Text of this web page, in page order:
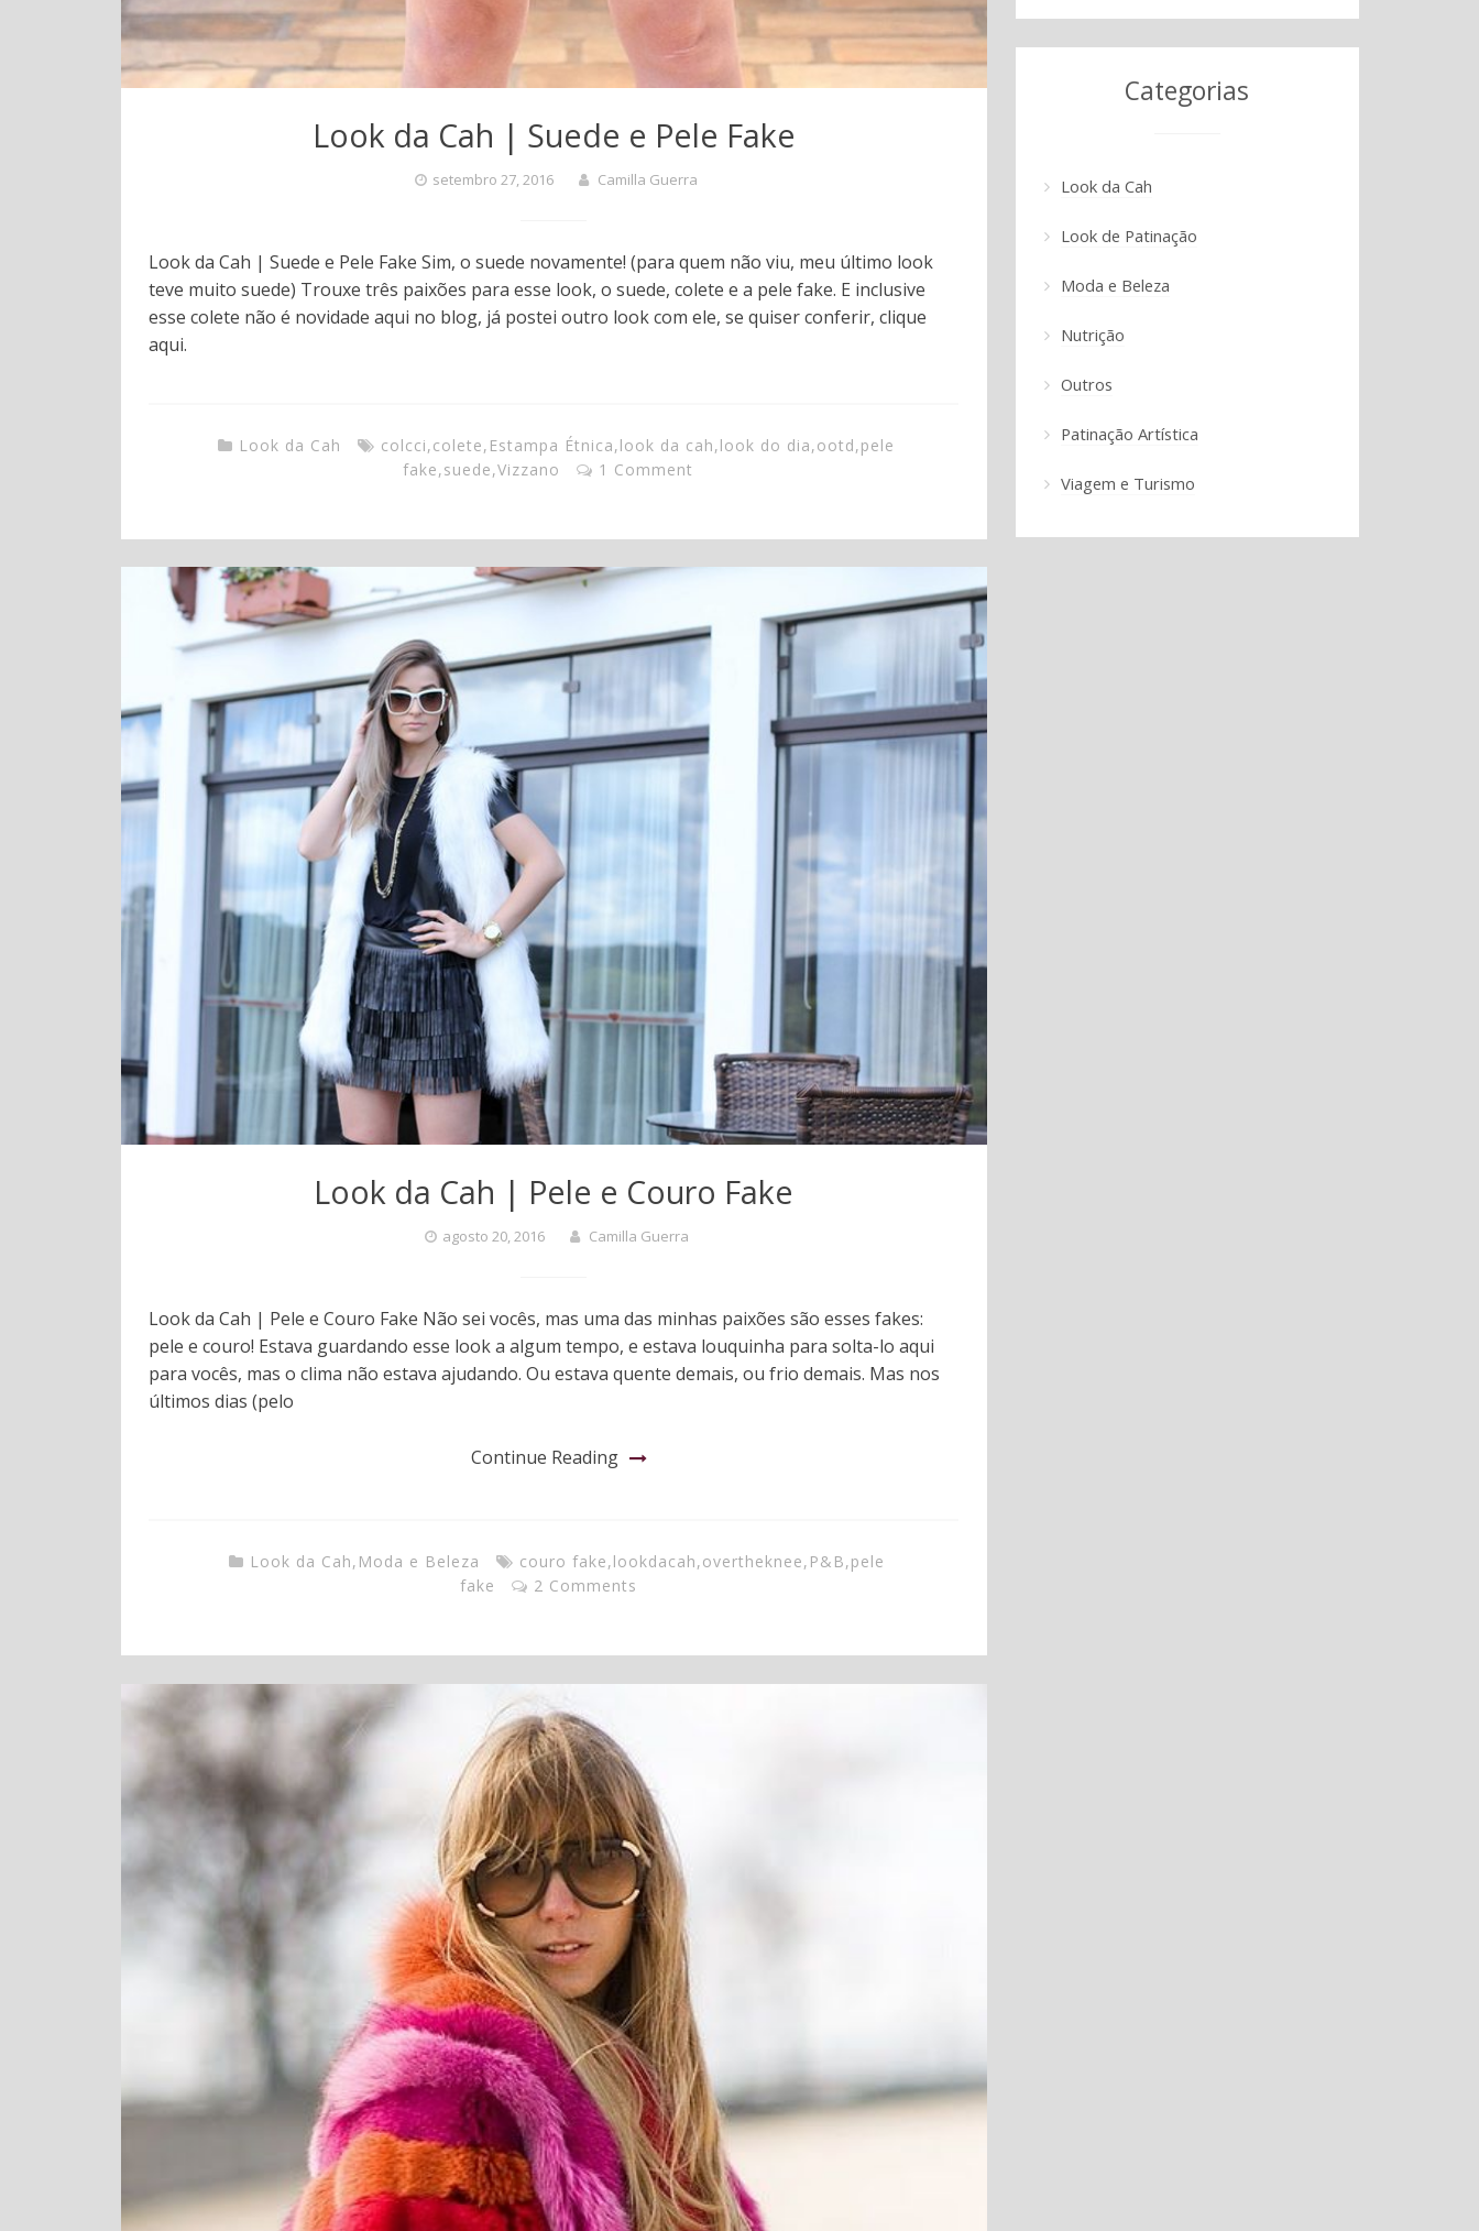
Look da Cah | Suede e Pele Fake
setembro 27, 2016 Camilla Guerra
Look da Cah | Suede e Pele Fake Sim, o suede novamente! (para quem não viu, meu último look
teve muito suede) Trouxe três paixões para esse look, o suede, colete e a pele fake. E inclusive
esse colete não é novidade aqui no blog, já postei outro look com ele, se quiser conferir, clique
aqui.
Look da Cah colcci,colete, Estampa Étnica,look da cah,look do dia,ootd,pele
fake,suede,Vizzano 1 Comment
Look da Cah | Pele e Couro Fake
agosto 20, 2016 Camilla Guerra
Look da Cah | Pele e Couro Fake Não sei vocês, mas uma das minhas paixões são esses fakes:
pele e couro! Estava guardando esse look a algum tempo, e estava louquinha para solta-lo aqui
para vocês, mas o clima não estava ajudando. Ou estava quente demais, ou frio demais. Mas nos
últimos dias (pelo
Continue Reading
Look da Cah, Moda e Beleza couro fake,lookdacah,overtheknee, P&B,pele
fake
2 Comments
Categorias
Look da Cah
Look de Patinação
Moda e Beleza
Nutrição
Outros
Patinação Artística
Viagem e Turismo